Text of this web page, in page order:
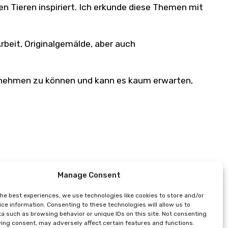
Manage Consent
best experiences, we use technologies like cookies to store and/or
information. Consenting to these technologies will allow us to
such as browsing behavior or unique IDs on this site. Not consenting
consent, may adversely affect certain features and functions.
Tieren inspiriert. Ich erkunde diese Themen mit
Originalgemälde, aber auch
zu können und kann es kaum erwarten,